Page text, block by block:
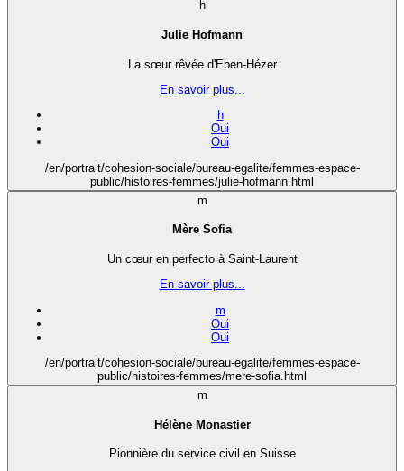
h
Julie Hofmann
La sœur rêvée d'Eben-Hézer
En savoir plus...
h
Oui
Oui
/en/portrait/cohesion-sociale/bureau-egalite/femmes-espace-
public/histoires-femmes/julie-hofmann.html
m
Mère Sofia
Un cœur en perfecto à Saint-Laurent
En savoir plus...
m
Oui
Oui
/en/portrait/cohesion-sociale/bureau-egalite/femmes-espace-
public/histoires-femmes/mere-sofia.html
m
Hélène Monastier
Pionnière du service civil en Suisse